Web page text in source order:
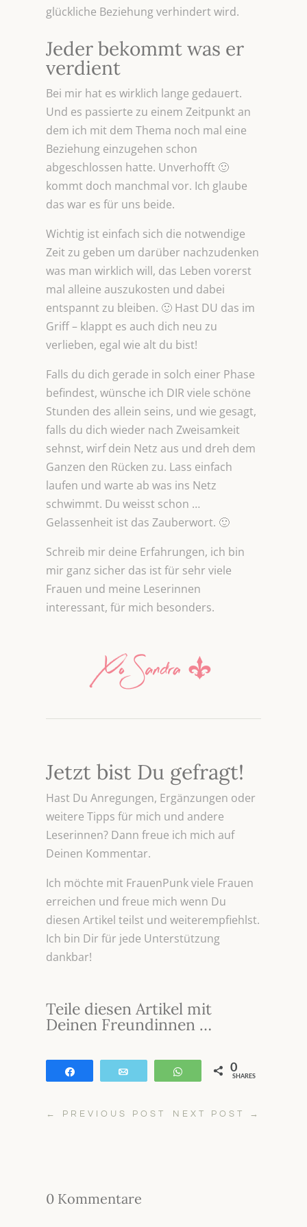
glückliche Beziehung verhindert wird.
Jeder bekommt was er
verdient
Bei mir hat es wirklich lange gedauert.
Und es passierte zu einem Zeitpunkt an
dem ich mit dem Thema noch mal eine
Beziehung einzugehen schon
abgeschlossen hatte. Unverhofft 🙂
kommt doch manchmal vor. Ich glaube
das war es für uns beide.
Wichtig ist einfach sich die notwendige
Zeit zu geben um darüber nachzudenken
was man wirklich will, das Leben vorerst
mal alleine auszukosten und dabei
entspannt zu bleiben. 🙂 Hast DU das im
Griff – klappt es auch dich neu zu
verlieben, egal wie alt du bist!
Falls du dich gerade in solch einer Phase
befindest, wünsche ich DIR viele schöne
Stunden des allein seins, und wie gesagt,
falls du dich wieder nach Zweisamkeit
sehnst, wirf dein Netz aus und dreh dem
Ganzen den Rücken zu. Lass einfach
laufen und warte ab was ins Netz
schwimmt. Du weisst schon …
Gelassenheit ist das Zauberwort. 🙂
Schreib mir deine Erfahrungen, ich bin
mir ganz sicher das ist für sehr viele
Frauen und meine Leserinnen
interessant, für mich besonders.
Jetzt bist Du gefragt!
Hast Du Anregungen, Ergänzungen oder
weitere Tipps für mich und andere
Leserinnen? Dann freue ich mich auf
Deinen Kommentar.
Ich möchte mit FrauenPunk viele Frauen
erreichen und freue mich wenn Du
diesen Artikel teilst und weiterempfiehlst.
Ich bin Dir für jede Unterstützung
dankbar!
Teile diesen Artikel mit
Deinen Freundinnen …
WhatsApp
0
SHARES
← PREVIOUS POST NEXT POST →
0 Kommentare